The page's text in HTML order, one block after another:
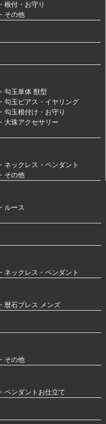
・根付・お守り
・その他
・勾玉単体 獣型
・勾玉ピアス・イヤリング
・勾玉根付け・お守り
・大珠アクセサリー
・ネックレス・ペンダント
・その他
・ルース
・ネックレス・ペンダント
・暦石ブレス メンズ
・その他
・ペンダントお仕立て